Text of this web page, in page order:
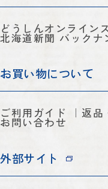
どうしんオンライン
北海道新聞 バックナ
お買い物について
ご利用ガイド 返品
お問い合わせ
外部サイト